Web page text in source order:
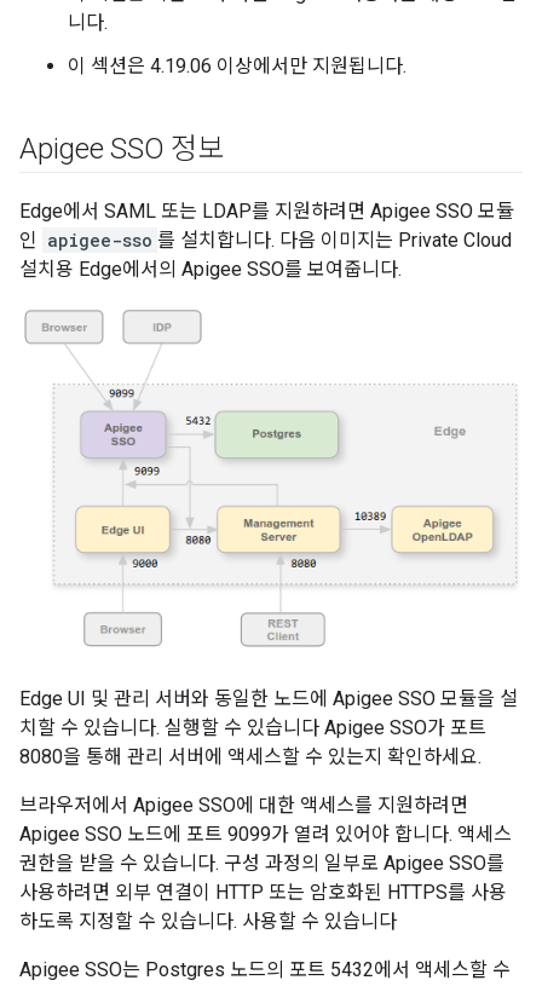
니다.
이 섹션은 4.19.06 이상에서만 지원됩니다.
Apigee SSO 정보
Edge에서 SAML 또는 LDAP를 지원하려면 Apigee SSO 모듈
인 apigee-sso 를 설치합니다. 다음 이미지는 Private Cloud
설치용 Edge에서의 Apigee SSO를 보여줍니다.
Edge UI 및 관리 서버와 동일한 노드에 Apigee SSO 모듈을 설
치할 수 있습니다. 실행할 수 있습니다 Apigee SSO가 포트
8080을 통해 관리 서버에 액세스할 수 있는지 확인하세요.
브라우저에서 Apigee SSO에 대한 액세스를 지원하려면
Apigee SSO 노드에 포트 9099가 열려 있어야 합니다. 액세스
권한을 받을 수 있습니다. 구성 과정의 일부로 Apigee SSO를
사용하려면 외부 연결이 HTTP 또는 암호화된 HTTPS를 사용
하도록 지정할 수 있습니다. 사용할 수 있습니다
Apigee SSO는 Postgres 노드의 포트 5432에서 액세스할 수